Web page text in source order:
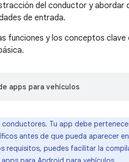
del conductor y abordar
de entrada.
funciones y los conceptos clave
apps para vehículos
Tu app debe
antes de que pueda aparecer
requisitos, puedes facilitar la